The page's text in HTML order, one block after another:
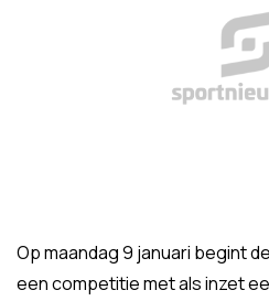
Op maandag 9 januari begint
een competitie met als inzet